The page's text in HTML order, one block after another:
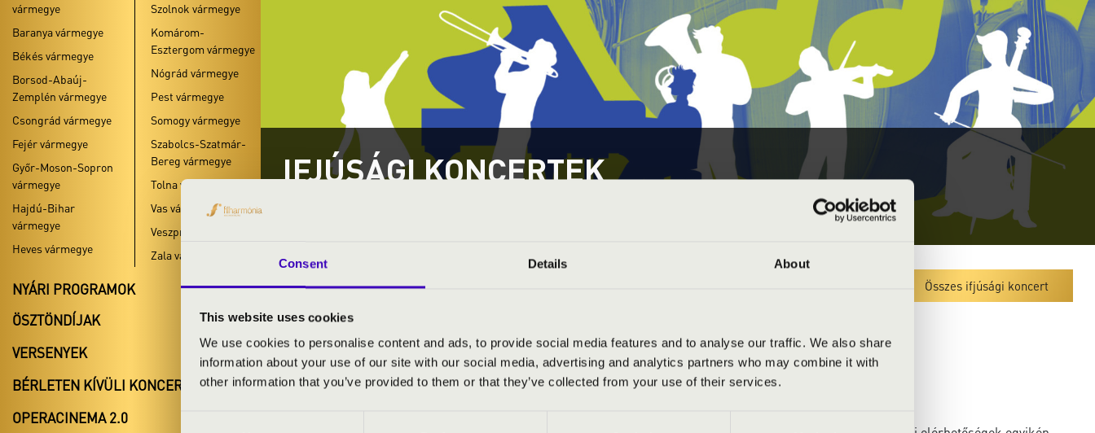
Consent Details About
This website uses cookies
We use cookies to personalise content and ads, to provide social media features and to analyse our traffic. We also share
information about your use of our site with our social media, advertising and analytics partners who may combine it with
other information that you’ve provided to them or that they’ve collected from your use of their services.
vármegye
Baranya vármegye
Békés vármegye
Borsod-Abaúj-
Zemplén vármegye
Csongrád vármegye
Fejér vármegye
Győr-Moson-Sopron
vármegye
Hajdú-Bihar
vármegye
Heves vármegye
Szolnok vármegye
Komárom-
Esztergom vármegye
Nógrád vármegye
Pest vármegye
Somogy vármegye
Szabolcs-Szatmár-
Bereg vármegye
Tolna vármegye
Vas vármegye
Veszprém vármegye
Zala vármegye
NYÁRI PROGRAMOK
ÖSZTÖNDÍJAK
VERSENYEK
BÉRLETEN KÍVÜLI KONCERTEK
OPERACINEMA 2.0
IFJÚSÁGI KONCERTEK
Összes ifjúsági koncert
#zeneóra ifjúsági kiajánló I.
#zeneóra ifjúsági kiajánló II.